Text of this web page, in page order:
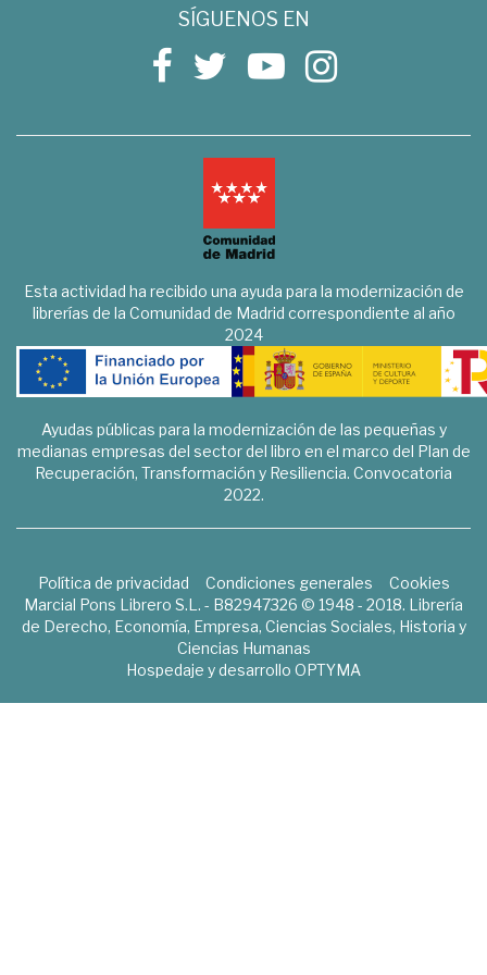
SÍGUENOS EN
Esta actividad ha recibido una ayuda para la modernización de
librerías de la Comunidad de Madrid correspondiente al año
2024
Ayudas públicas para la modernización de las pequeñas y
medianas empresas del sector del libro en el marco del Plan de
Recuperación, Transformación y Resiliencia. Convocatoria
2022.
Política de privacidad Condiciones generales
Cookies
Marcial Pons Librero S.L. - B82947326 © 1948 - 2018. Librería
de Derecho, Economía, Empresa, Ciencias Sociales, Historia y
Ciencias Humanas
Hospedaje y desarrollo OPTYMA